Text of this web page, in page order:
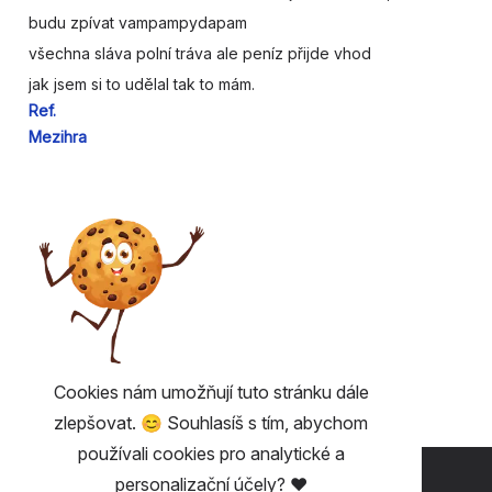
budu zpívat vampampydapam
všechna sláva polní tráva ale peníz přijde vhod
jak jsem si to udělal tak to mám.
Ref.
Mezihra
UŽITEČNÉ 💡
Cookies nám umožňují tuto stránku dále
zlepšovat. 😊 Souhlasíš s tím, abychom
používali cookies pro analytické a
personalizační účely? ❤️